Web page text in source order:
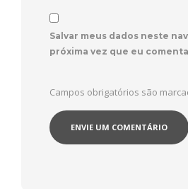
Salvar meus dados neste
próxima vez que eu
Campos obrigatórios são